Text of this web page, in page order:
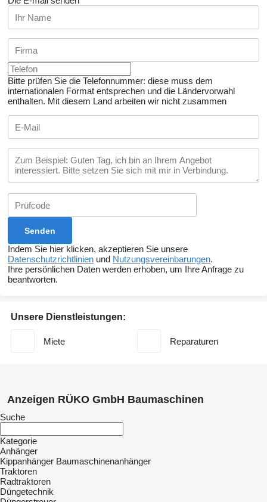
Unsere Dienstleistungen:
Miete Reparaturen
Bitte prüfen Sie die Telefonnummer: diese muss dem
internationalen Format entsprechen und die Ländervorwahl
enthalten. Mit diesem Land arbeiten wir nicht zusammen
Indem Sie hier klicken, akzeptieren Sie unsere
Datenschutzrichtlinien und Nutzungsvereinbarungen.
Ihre persönlichen Daten werden erhoben, um Ihre Anfrage zu
beantworten.
Anzeigen RÜKO GmbH Baumaschinen
Suche
Kategorie
Anhänger
Kippanhänger Baumaschinenanhänger
Traktoren
Radtraktoren
Düngetechnik